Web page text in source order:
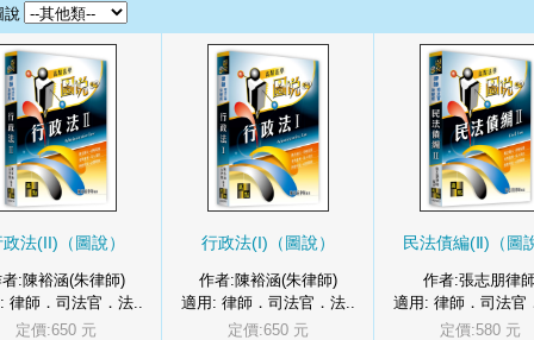
說
法(II)（圖說）
:陳裕涵(朱律師)
律師．司法官．法..
定價:650 元
行政法(I)（圖說）
作者:陳裕涵(朱律師)
適用: 律師．司法官．法..
定價:650 元
民法債編(Ⅱ)（圖
作者:張志朋律
適用: 律師．司法官
定價:580 元